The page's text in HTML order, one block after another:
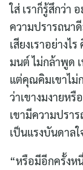
ใส่ เราก็รู้สึกว่า
ความปรารถนา
เสียงเราอย่างไ
มนต์ ไม่กล้าพูด เ
แต่คุณคิมเขาไม่ก
ว่าเขางมงายหรื
เขามีความปรา
เป็นแรงบันดาลใ
“หรือมีอีกครั้งห